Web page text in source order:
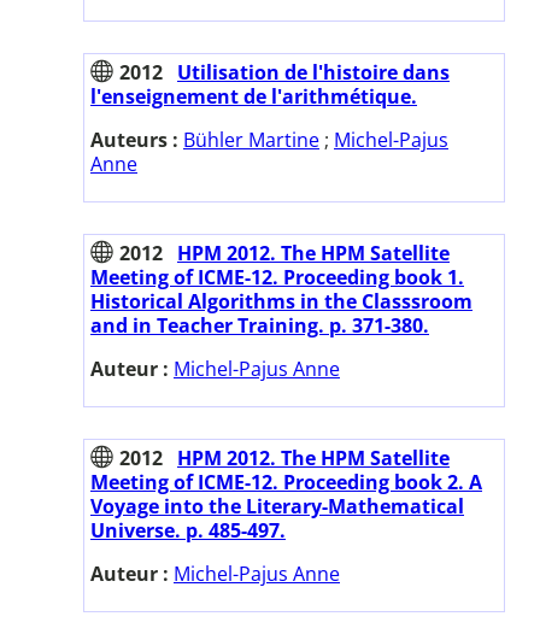
2012 Utilisation de l'histoire dans
l'enseignement de l'arithmétique.
Auteurs : Bühler Martine ; Michel-Pajus
Anne
2012 HPM 2012. The HPM Satellite
Meeting of ICME-12. Proceeding book 1.
Historical Algorithms in the Classsroom
and in Teacher Training. p. 371-380.
Auteur : Michel-Pajus Anne
2012 HPM 2012. The HPM Satellite
Meeting of ICME-12. Proceeding book 2. A
Voyage into the Literary-Mathematical
Universe. p. 485-497.
Auteur : Michel-Pajus Anne